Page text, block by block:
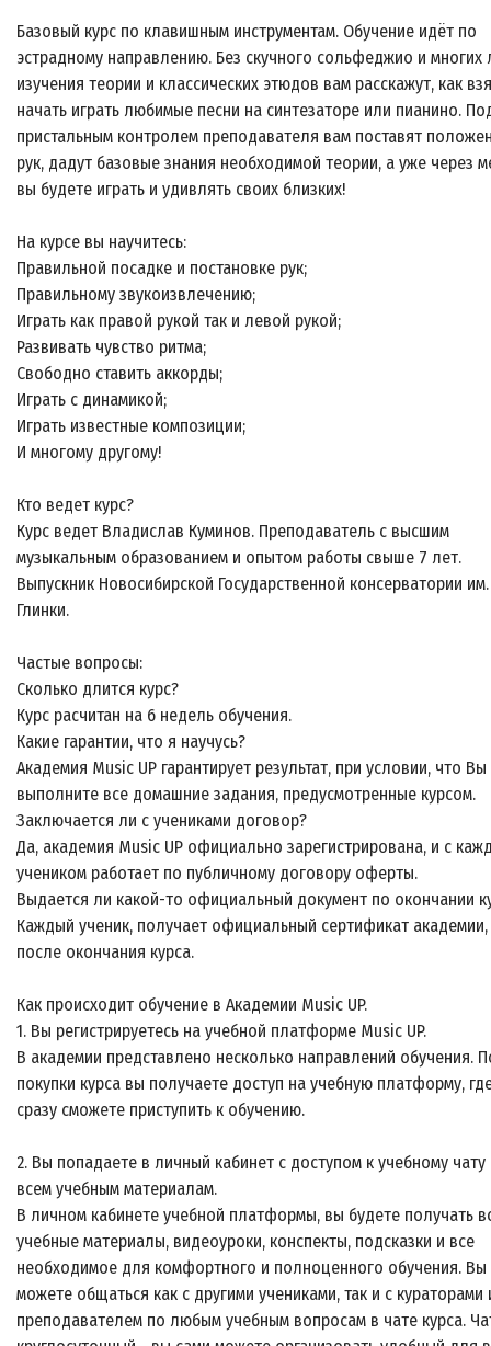
Базовый курс по клавишным инструментам. Обучение идёт по
эстрадному направлению. Без скучного сольфеджио и многих
изучения теории и классических этюдов вам расскажут, как
начать играть любимые песни на синтезаторе или пианино.
пристальным контролем преподавателя вам поставят
рук, дадут базовые знания необходимой теории, а уже через
вы будете играть и удивлять своих близких!
На курсе вы научитесь:
Правильной посадке и постановке рук;
Правильному звукоизвлечению;
Играть как правой рукой так и левой рукой;
Развивать чувство ритма;
Свободно ставить аккорды;
Играть с динамикой;
Играть известные композиции;
И многому другому!
Кто ведет курс?
Курс ведет Владислав Куминов. Преподаватель с высшим
музыкальным образованием и опытом работы свыше 7 лет.
Выпускник Новосибирской Государственной консерватории им.
Глинки.
Частые вопросы:
Сколько длится курс?
Курс расчитан на 6 недель обучения.
Какие гарантии, что я научусь?
Академия Music UP гарантирует результат, при условии, что Вы
выполните все домашние задания, предусмотренные курсом.
Заключается ли с учениками договор?
Да, академия Music UP официально зарегистрирована, и с
учеником работает по публичному договору оферты.
Выдается ли какой-то официальный документ по окончании
Каждый ученик, получает официальный сертификат академии,
после окончания курса.
Как происходит обучение в Академии Music UP.
1. Вы регистрируетесь на учебной платформе Music UP.
В академии представлено несколько направлений обучения.
покупки курса вы получаете доступ на учебную платформу,
сразу сможете приступить к обучению.
2. Вы попадаете в личный кабинет с доступом к учебному чату
всем учебным материалам.
В личном кабинете учебной платформы, вы будете получать
учебные материалы, видеоуроки, конспекты, подсказки и все
необходимое для комфортного и полноценного обучения. Вы
можете общаться как с другими учениками, так и с кураторами
преподавателем по любым учебным вопросам в чате курса.